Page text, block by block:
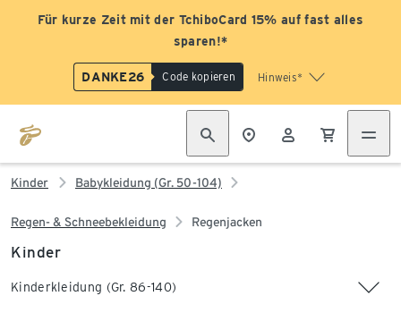
Für kurze Zeit mit der TchiboCard 15% auf fast alles
sparen!*
DANKE26 Code kopieren Hinweis*
Kinder Babykleidung (Gr. 50-104)
Regen- & Schneebekleidung Regenjacken
Kinder
Kinderkleidung (Gr. 86-140)